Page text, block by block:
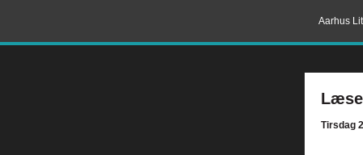
Aarhus
Tirsdag